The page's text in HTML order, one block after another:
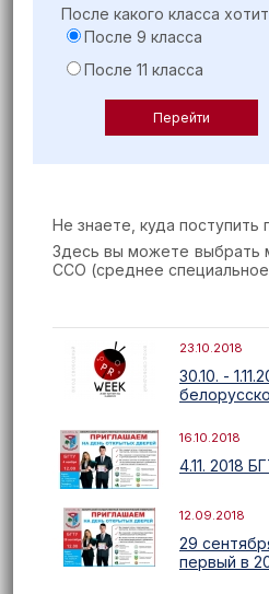
После какого класса
После 9 класса
После 11 класса
Не знаете, куда поступить
Здесь вы можете выбрать
ССО (среднее
23.10.2018
30.10. -
16.10.2018
4.11. 2018
12.09.2018
29
первый в